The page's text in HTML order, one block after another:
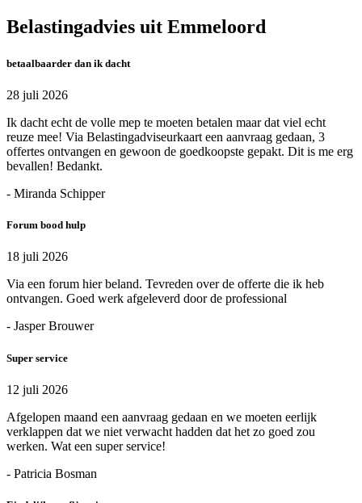
Belastingadvies uit Emmeloord
betaalbaarder dan ik dacht
28 juli 2026
Ik dacht echt de volle mep te moeten betalen maar dat viel echt
reuze mee! Via Belastingadviseurkaart een aanvraag gedaan, 3
offertes ontvangen en gewoon de goedkoopste gepakt. Dit is me erg
bevallen! Bedankt.
- Miranda Schipper
Forum bood hulp
18 juli 2026
Via een forum hier beland. Tevreden over de offerte die ik heb
ontvangen. Goed werk afgeleverd door de professional
- Jasper Brouwer
Super service
12 juli 2026
Afgelopen maand een aanvraag gedaan en we moeten eerlijk
verklappen dat we niet verwacht hadden dat het zo goed zou
werken. Wat een super service!
- Patricia Bosman